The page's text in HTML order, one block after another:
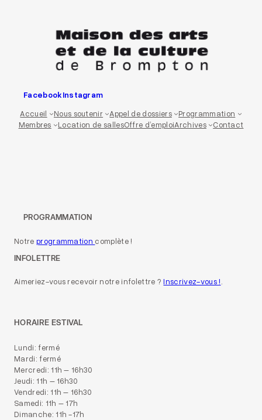
FacebookInstagram
Accueil
Nous soutenir Appel de dossiers
Programmation
Membres
Location de sallesOffre d’emploiArchives Contact
PROGRAMMATION
Notre programmation complète !
INFOLETTRE
Aimeriez-vous recevoir notre infolettre ?Inscrivez-vous !.
HORAIRE ESTIVAL
Lundi: fermé
Mardi: fermé
Mercredi: 11h – 16h30
Jeudi: 11h – 16h30
Vendredi: 11h – 16h30
Samedi: 11h – 17h
Dimanche: 11h -17h